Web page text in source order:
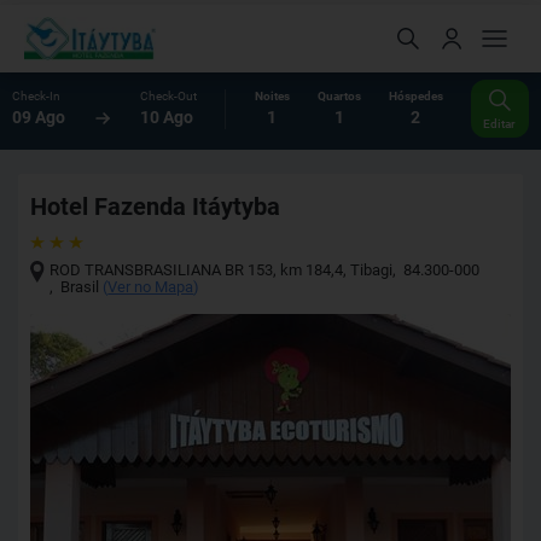
Check-In
09 Ago
Check-Out
10 Ago
Noites
1
Quartos
1
Hóspedes
2 Editar
Hotel Fazenda Itáytyba
ROD TRANSBRASILIANA BR 153, km 184,4,Tibagi, 84.300-000
, Brasil (Ver no Mapa)